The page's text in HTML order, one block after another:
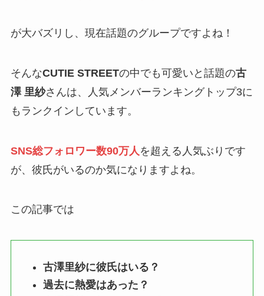
が大バズリし、現在話題のグループですよね！
そんなCUTIE STREETの中でも可愛いと話題の古
澤 里紗さんは、人気メンバーランキングトップ3に
もランクインしています。
SNS総フォロワー数90万人 を超える人気ぶりです
が、彼氏がいるのか気になりますよね。
この記事では
古澤里紗に彼氏はいる？
過去に熱愛はあった？